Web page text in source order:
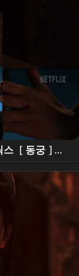
스 [ 동궁 ] 티
승우 #장 영